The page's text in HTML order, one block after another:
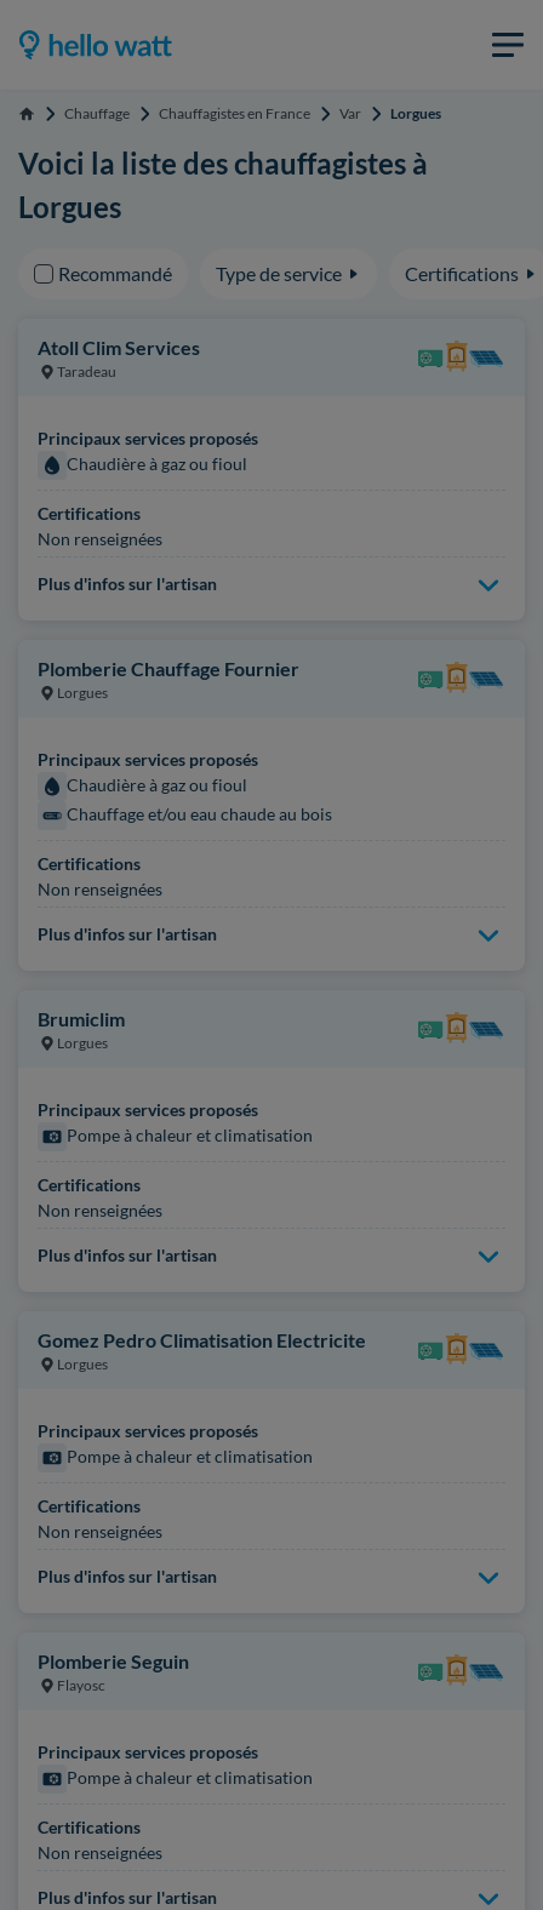
Accueil Chauffage Chauffagistes en France Var Lorgues
Voici la liste des chauffagistes à
Lorgues
Recommandé Type de service Certifications
Atoll Clim Services
Taradeau
Principaux services proposés
Chaudière à gaz ou fioul
Certifications
Non renseignées
Plus d'infos sur l'artisan
Plomberie Chauffage Fournier
Lorgues
Principaux services proposés
Chaudière à gaz ou fioul
Chauffage et/ou eau chaude au bois
Certifications
Non renseignées
Plus d'infos sur l'artisan
Brumiclim
Lorgues
Principaux services proposés
Pompe à chaleur et climatisation
Certifications
Non renseignées
Plus d'infos sur l'artisan
Gomez Pedro Climatisation Electricite
Lorgues
Principaux services proposés
Pompe à chaleur et climatisation
Certifications
Non renseignées
Plus d'infos sur l'artisan
Plomberie Seguin
Flayosc
Principaux services proposés
Pompe à chaleur et climatisation
Certifications
Non renseignées
Plus d'infos sur l'artisan